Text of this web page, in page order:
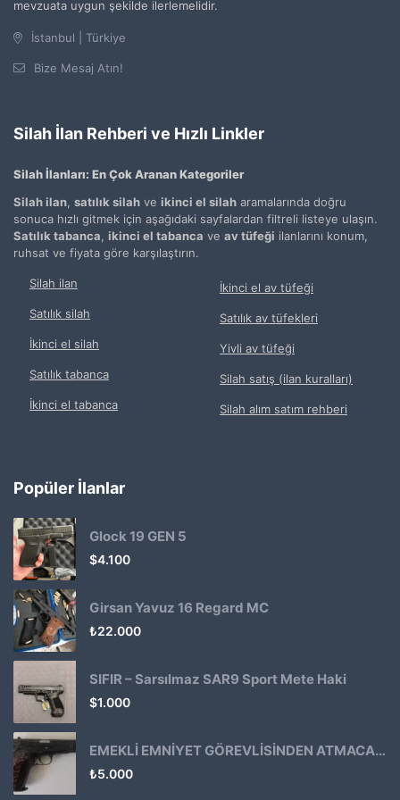
mevzuata uygun şekilde ilerlemelidir.
İstanbul | Türkiye
Bize Mesaj Atın!
Silah İlan Rehberi ve Hızlı Linkler
Silah İlanları: En Çok Aranan Kategoriler
Silah ilan satılık silah ve ikinci el silah aramalarında doğru
sonuca hızlı gitmek için aşağıdaki sayfalardan filtreli listeye ulaşın.
Satılık tabanca ikinci el tabanca ve av tüfeği ilanlarını konum,
ruhsat ve fiyata göre karşılaştırın.
Silah ilan
Satılık silah
İkinci el silah
Satılık tabanca
İkinci el tabanca
İkinci el av tüfeği
Satılık av tüfekleri
Yivli av tüfeği
Silah satış (ilan kuralları)
Silah alım satım rehberi
Popüler İlanlar
Glock 19 GEN 5
$4.100
Girsan Yavuz 16 Regard MC
₺22.000
SIFIR – Sarsılmaz SAR9 Sport Mete Haki
$1.000
EMEKLİ EMNİYET GÖREVLİSİNDEN ATMACA 53 KLASİK14
₺5.000